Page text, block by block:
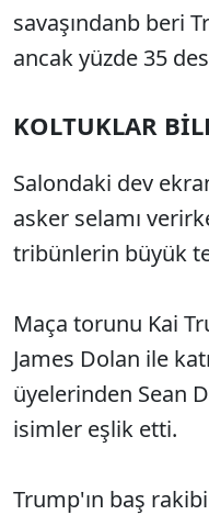
savaşındanb beri
ancak yüzde 35
KOLTUKLAR
Salondaki dev
asker selamı
tribünlerin büyük
Maça torunu Kai
James Dolan ile
üyelerinden Sean
isimler eşlik etti.
Trump'ın baş